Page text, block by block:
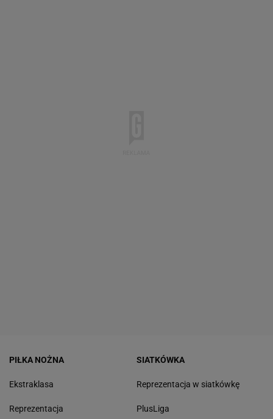
PIŁKA NOŻNA
Ekstraklasa
Reprezentacja
SIATKÓWKA
Reprezentacja w siatkówkę
PlusLiga